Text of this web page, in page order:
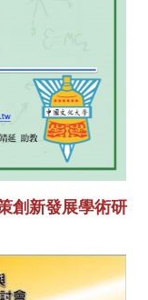
創新發展學術研